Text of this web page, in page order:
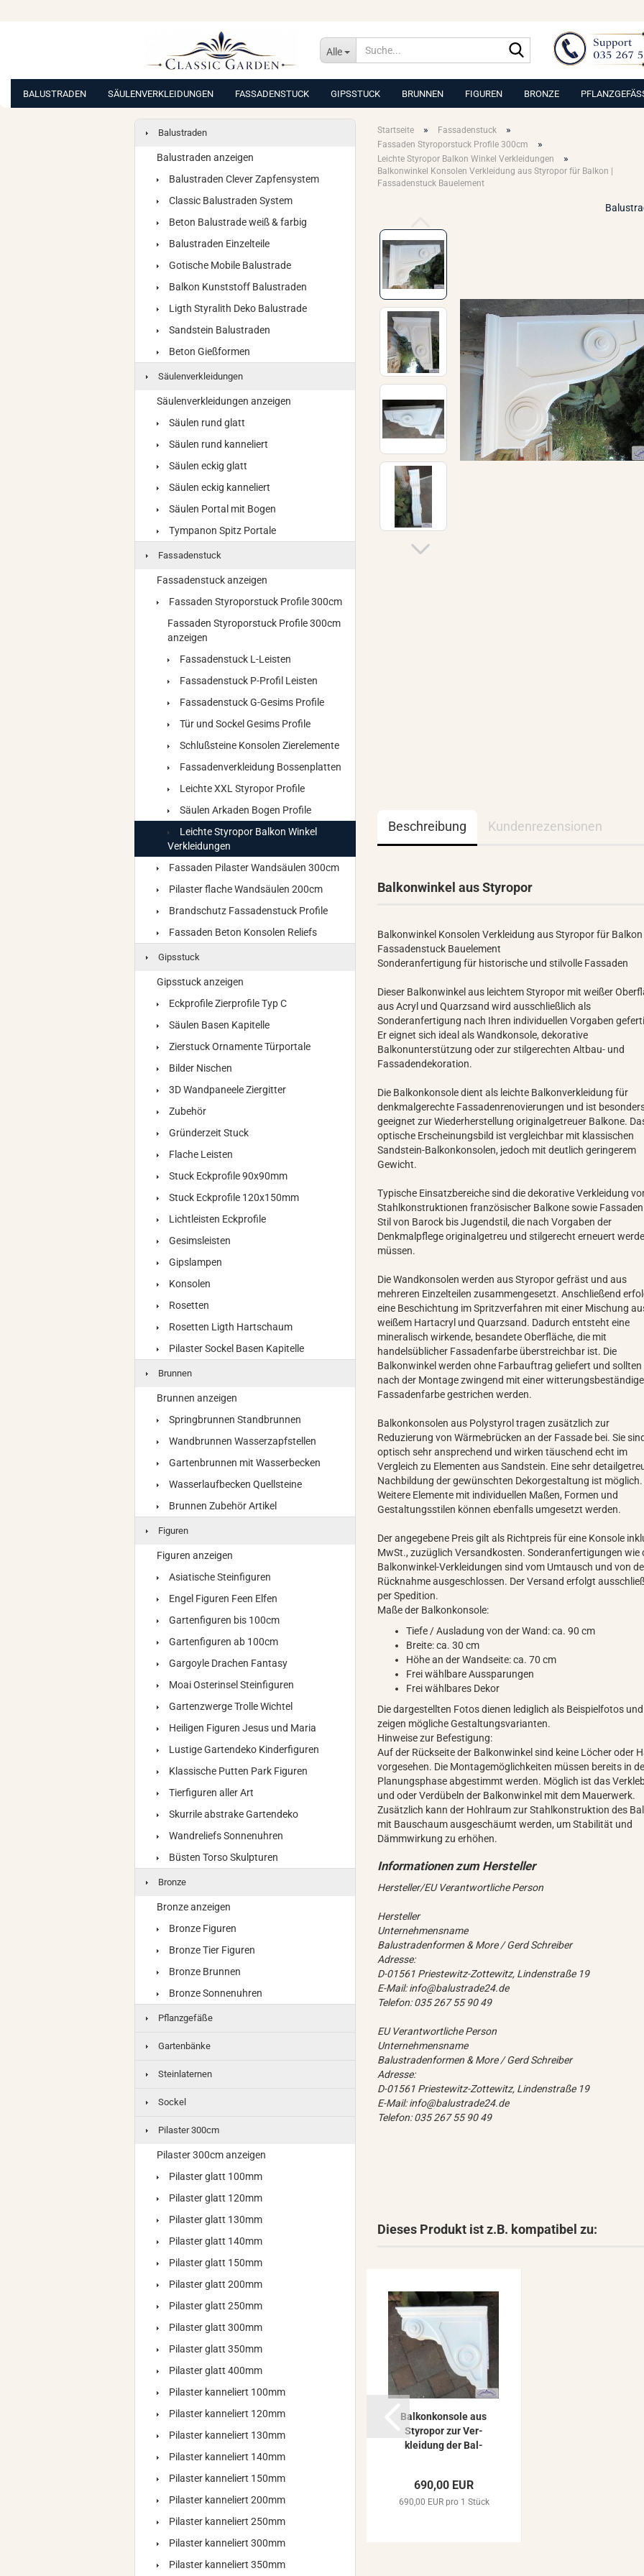
Alle
Suche...
BALUSTRADEN SÄULENVERKLEIDUNGEN FASSADENSTUCK GIPSSTUCK BRUNNEN FIGUREN BRONZE
Startseite » Fassadenstuck »
Fassaden Styroporstuck Profile 300cm »
Leichte Styropor Balkon Winkel Verkleidungen »
Balkonwinkel Konsolen Verkleidung aus Styropor für Balkon |
Fassadenstuck Bauelement
Beschreibung Kundenrezensionen
Balkonwinkel aus Styropor
Balkonwinkel Konsolen Verkleidung aus Styropor für Balkon
Fassadenstuck Bauelement
Sonderanfertigung für historische und stilvolle Fassaden
Dieser Balkonwinkel aus leichtem Styropor mit weißer
aus Acryl und Quarzsand wird ausschließlich als
Sonderanfertigung nach Ihren individuellen Vorgaben
Er eignet sich ideal als Wandkonsole, dekorative
Balkonunterstützung oder zur stilgerechten Altbau- und
Fassadendekoration.
Die Balkonkonsole dient als leichte Balkonverkleidung für
denkmalgerechte Fassadenrenovierungen und ist
geeignet zur Wiederherstellung originalgetreuer Balkone.
optische Erscheinungsbild ist vergleichbar mit klassischen
Sandstein-Balkonkonsolen, jedoch mit deutlich geringerem
Gewicht.
Typische Einsatzbereiche sind die dekorative Verkleidung
Stahlkonstruktionen französischer Balkone sowie
Stil von Barock bis Jugendstil, die nach Vorgaben der
Denkmalpflege originalgetreu und stilgerecht erneuert
müssen.
Die Wandkonsolen werden aus Styropor gefräst und aus
mehreren Einzelteilen zusammengesetzt. Anschließend
eine Beschichtung im Spritzverfahren mit einer Mischung
weißem Hartacryl und Quarzsand. Dadurch entsteht eine
mineralisch wirkende, besandete Oberfläche, die mit
handelsüblicher Fassadenfarbe überstreichbar ist. Die
Balkonwinkel werden ohne Farbauftrag geliefert und sollten
nach der Montage zwingend mit einer
Fassadenfarbe gestrichen werden.
Balkonkonsolen aus Polystyrol tragen zusätzlich zur
Reduzierung von Wärmebrücken an der Fassade bei. Sie sind
optisch sehr ansprechend und wirken täuschend echt im
Vergleich zu Elementen aus Sandstein. Eine sehr
Nachbildung der gewünschten Dekorgestaltung ist möglich.
Weitere Elemente mit individuellen Maßen, Formen und
Gestaltungsstilen können ebenfalls umgesetzt werden.
Der angegebene Preis gilt als Richtpreis für eine Konsole
MwSt., zuzüglich Versandkosten. Sonderanfertigungen wie
Balkonwinkel-Verkleidungen sind vom Umtausch und von
Rücknahme ausgeschlossen. Der Versand erfolgt
per Spedition.
Maße der Balkonkonsole:
Tiefe / Ausladung von der Wand: ca. 90 cm
Breite: ca. 30 cm
Höhe an der Wandseite: ca. 70 cm
Frei wählbare Aussparungen
Frei wählbares Dekor
Die dargestellten Fotos dienen lediglich als Beispielfotos und
zeigen mögliche Gestaltungsvarianten.
Hinweise zur Befestigung:
Auf der Rückseite der Balkonwinkel sind keine Löcher oder
vorgesehen. Die Montagemöglichkeiten müssen bereits in
Planungsphase abgestimmt werden. Möglich ist das
und oder Verdübeln der Balkonwinkel mit dem Mauerwerk.
Zusätzlich kann der Hohlraum zur Stahlkonstruktion des
mit Bauschaum ausgeschäumt werden, um Stabilität und
Dämmwirkung zu erhöhen.
Hersteller/EU Verantwortliche Person
Hersteller
Unternehmensname
Balustradenformen & More / Gerd Schreiber
Adresse:
D-01561 Priestewitz-Zottewitz, Lindenstraße 19
E-Mail: info@balustrade24.de
Telefon: 035 267 55 90 49
EU Verantwortliche Person
Unternehmensname
Balustradenformen & More / Gerd Schreiber
Adresse:
D-01561 Priestewitz-Zottewitz, Lindenstraße 19
E-Mail: info@balustrade24.de
Telefon: 035 267 55 90 49
Dieses Produkt ist z.B. kompatibel zu:
Bal­kon­kon­so­le aus
Sty­ro­por zur Ver­
klei­dung der Bal­
690,00 EUR
690,00 EUR pro 1 Stück
Balustraden
Balustraden anzeigen
Balustraden Clever Zapfensystem
Classic Balustraden System
Beton Balustrade weiß & farbig
Balustraden Einzelteile
Gotische Mobile Balustrade
Balkon Kunststoff Balustraden
Ligth Styralith Deko Balustrade
Sandstein Balustraden
Beton Gießformen
Säulenverkleidungen
Säulenverkleidungen anzeigen
Säulen rund glatt
Säulen rund kanneliert
Säulen eckig glatt
Säulen eckig kanneliert
Säulen Portal mit Bogen
Tympanon Spitz Portale
Fassadenstuck
Fassadenstuck anzeigen
Fassaden Styroporstuck Profile 300cm
Fassaden Styroporstuck Profile 300cm
anzeigen
Fassadenstuck L-Leisten
Fassadenstuck P-Profil Leisten
Fassadenstuck G-Gesims Profile
Tür und Sockel Gesims Profile
Schlußsteine Konsolen Zierelemente
Fassadenverkleidung Bossenplatten
Leichte XXL Styropor Profile
Säulen Arkaden Bogen Profile
Leichte Styropor Balkon Winkel
Verkleidungen
Fassaden Pilaster Wandsäulen 300cm
Pilaster flache Wandsäulen 200cm
Brandschutz Fassadenstuck Profile
Fassaden Beton Konsolen Reliefs
Gipsstuck
Gipsstuck anzeigen
Eckprofile Zierprofile Typ C
Säulen Basen Kapitelle
Zierstuck Ornamente Türportale
Bilder Nischen
3D Wandpaneele Ziergitter
Zubehör
Gründerzeit Stuck
Flache Leisten
Stuck Eckprofile 90x90mm
Stuck Eckprofile 120x150mm
Lichtleisten Eckprofile
Gesimsleisten
Gipslampen
Konsolen
Rosetten
Rosetten Ligth Hartschaum
Pilaster Sockel Basen Kapitelle
Brunnen
Brunnen anzeigen
Springbrunnen Standbrunnen
Wandbrunnen Wasserzapfstellen
Gartenbrunnen mit Wasserbecken
Wasserlaufbecken Quellsteine
Brunnen Zubehör Artikel
Figuren
Figuren anzeigen
Asiatische Steinfiguren
Engel Figuren Feen Elfen
Gartenfiguren bis 100cm
Gartenfiguren ab 100cm
Gargoyle Drachen Fantasy
Moai Osterinsel Steinfiguren
Gartenzwerge Trolle Wichtel
Heiligen Figuren Jesus und Maria
Lustige Gartendeko Kinderfiguren
Klassische Putten Park Figuren
Tierfiguren aller Art
Skurrile abstrake Gartendeko
Wandreliefs Sonnenuhren
Büsten Torso Skulpturen
Bronze
Bronze anzeigen
Bronze Figuren
Bronze Tier Figuren
Bronze Brunnen
Bronze Sonnenuhren
Pflanzgefäße
Gartenbänke
Steinlaternen
Sockel
Pilaster 300cm
Pilaster 300cm anzeigen
Pilaster glatt 100mm
Pilaster glatt 120mm
Pilaster glatt 130mm
Pilaster glatt 140mm
Pilaster glatt 150mm
Pilaster glatt 200mm
Pilaster glatt 250mm
Pilaster glatt 300mm
Pilaster glatt 350mm
Pilaster glatt 400mm
Pilaster kanneliert 100mm
Pilaster kanneliert 120mm
Pilaster kanneliert 130mm
Pilaster kanneliert 140mm
Pilaster kanneliert 150mm
Pilaster kanneliert 200mm
Pilaster kanneliert 250mm
Pilaster kanneliert 300mm
Pilaster kanneliert 350mm